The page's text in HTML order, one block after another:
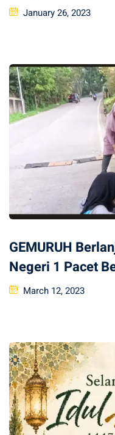
Posted
January 26, 2023
GEMURUH
Negeri 1 Pacet
Posted
March 12, 2023